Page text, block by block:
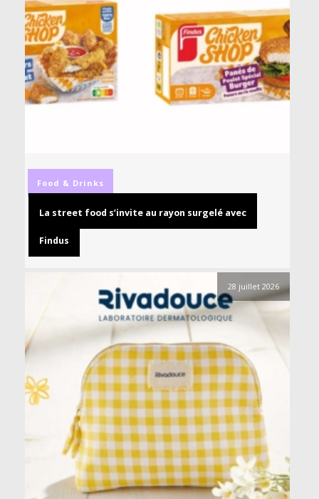
Food & Drinks
La street food s’invite au rayon surgelé avec
Findus
28 juillet 2026